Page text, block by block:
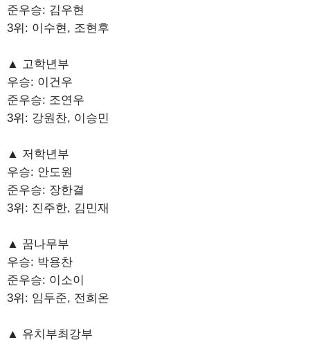
준우승: 김우현
3위: 이수현, 조현후
▲ 고학년부
우승: 이건우
준우승: 조연우
3위: 강원찬, 이승민
▲ 저학년부
우승: 안도원
준우승: 장한결
3위: 진주한, 김민재
▲ 꿈나무부
우승: 박용찬
준우승: 이소이
3위: 임두준, 전희온
▲ 유치부최강부